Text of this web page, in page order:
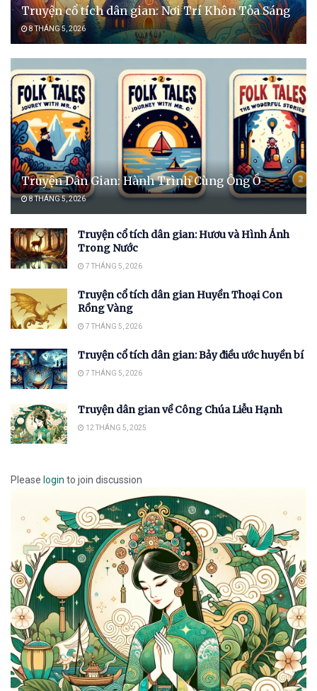
Truyện cổ tích dân gian: Nơi Trí Khôn Tỏa Sáng
8 THÁNG 5, 2026
Truyện Dân Gian: Hành Trình Cùng Ông Ồ
8 THÁNG 5, 2026
Truyện cổ tích dân gian: Hươu và Hình Ảnh
Trong Nước
7 THÁNG 5, 2026
Truyện cổ tích dân gian Huyền Thoại Con
Rồng Vàng
7 THÁNG 5, 2026
Truyện cổ tích dân gian: Bảy điều ước huyền bí
7 THÁNG 5, 2026
Truyện dân gian về Công Chúa Liễu Hạnh
12 THÁNG 5, 2025
Please login to join discussion